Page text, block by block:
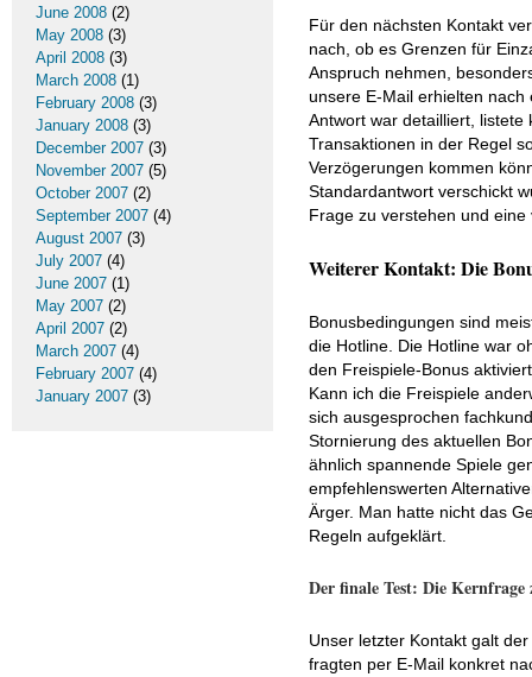
Für den nächsten Kontakt
nach, ob es Grenzen für
Anspruch nehmen,
unsere E-Mail erhielten
Antwort war detailliert,
Transaktionen in der Regel
Verzögerungen kommen
Standardantwort verschickt
Frage zu verstehen und
Weiterer Kontakt: Die
Bonusbedingungen sind
die Hotline. Die Hotline war
den Freispiele-Bonus
Kann ich die Freispiele
sich ausgesprochen
Stornierung des aktuellen
ähnlich spannende Spiele
empfehlenswerten
Ärger. Man hatte nicht das
Regeln aufgeklärt.
Der finale Test: Die
Unser letzter Kontakt galt
fragten per E-Mail konkret
June 2008 (2)
May 2008 (3)
April 2008 (3)
March 2008 (1)
February 2008 (3)
January 2008 (3)
December 2007 (3)
November 2007 (5)
October 2007 (2)
September 2007 (4)
August 2007 (3)
July 2007 (4)
June 2007 (1)
May 2007 (2)
April 2007 (2)
March 2007 (4)
February 2007 (4)
January 2007 (3)